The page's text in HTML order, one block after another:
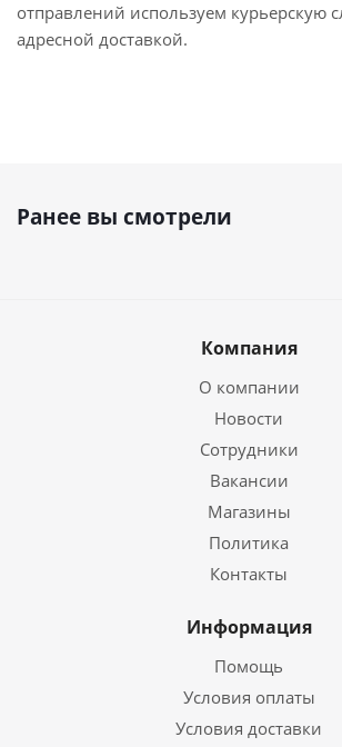
отправлений используем курьерскую
адресной доставкой.
Ранее вы смотрели
Компания
О компании
Новости
Сотрудники
Вакансии
Магазины
Политика
Контакты
Информация
Помощь
Условия оплаты
Условия доставки